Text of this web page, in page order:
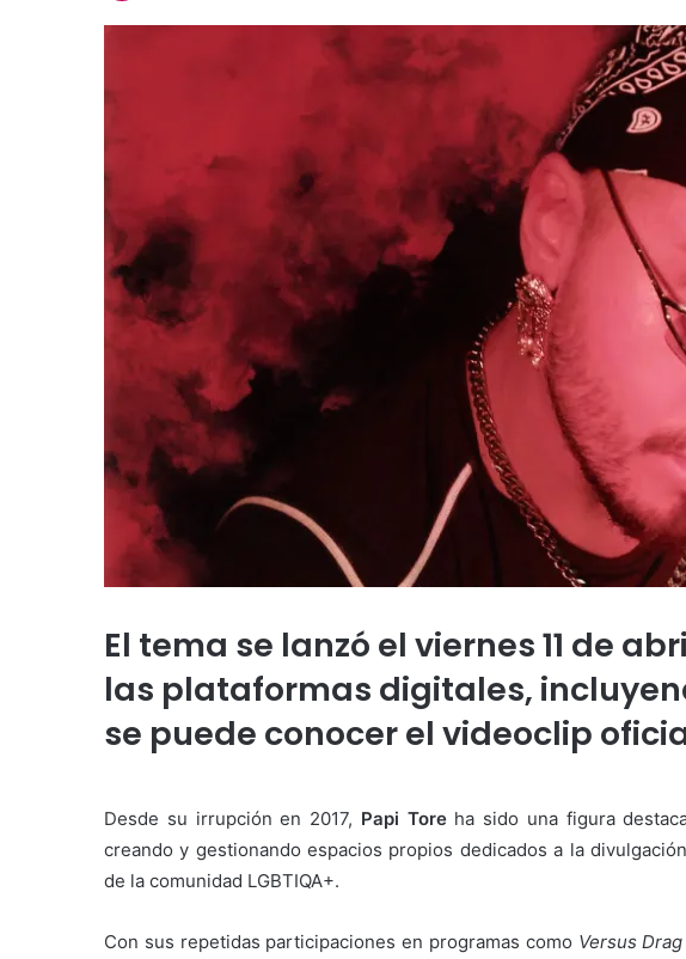
El tema se lanzó el viernes 11 de
las plataformas digitales,
se puede conocer el videoclip
Desde su irrupción en 2017, Papi Toreha sido una figura
creando y gestionando espacios propios dedicados a la
de la comunidad LGBTIQA+.
Con sus repetidas participaciones en programas como Versus